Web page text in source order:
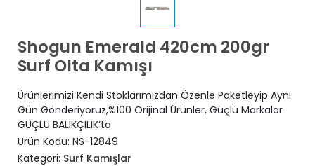
Shogun Emerald 420cm 200gr
Surf Olta Kamışı
Ürünlerimizi Kendi Stoklarımızdan Özenle Paketleyip Aynı
Gün Gönderiyoruz,%100 Orijinal Ürünler, Güçlü Markalar
GÜÇLÜ BALIKÇILIK’ta
Ürün Kodu: NS-12849
Kategori: Surf Kamışlar